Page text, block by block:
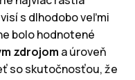
s dlhodobo veľmi
bolo hodnotené
zdrojom a úroveň
so skutočnosťou, že